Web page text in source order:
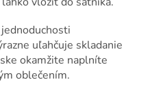
uľahčuje skladanie
okamžite naplníte
oblečením.